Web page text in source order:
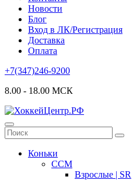
Новости
Блог
Вход в ЛК/Регистрация
Доставка
Оплата
+7(347)246-9200
8.00 - 18.00 МСК
Коньки
CCM
Взрослые | SR